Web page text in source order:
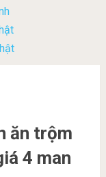
ăn trộm
4 man